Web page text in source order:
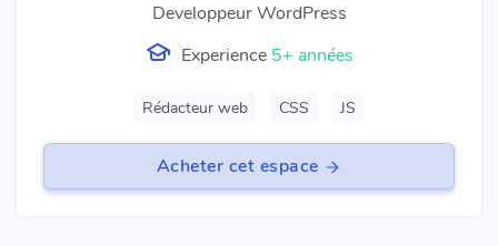
Developpeur WordPress
Experience 5+ années
Rédacteur web CSS JS
Acheter cet espace